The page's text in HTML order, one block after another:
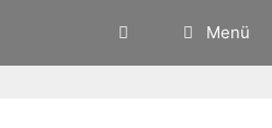
Menü